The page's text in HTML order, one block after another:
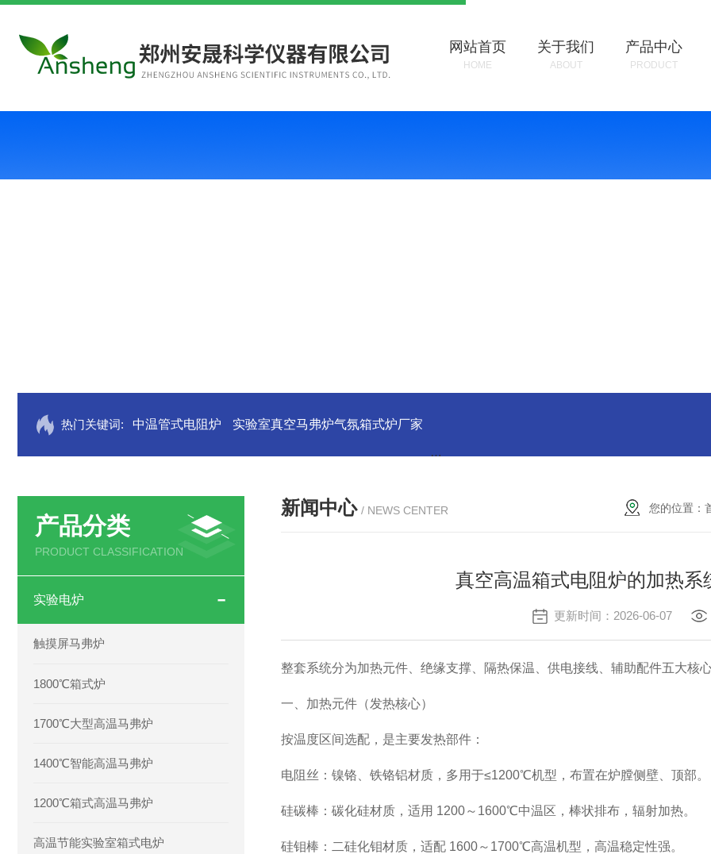
网站首页
HOME
关于我们
ABOUT
产品中心
PRODUCT
热门关键词: 中温管式电阻炉 实验室真空马弗炉气氛箱式炉厂家
产品分类
PRODUCT CLASSIFICATION
实验电炉
触摸屏马弗炉
1800℃箱式炉
1700℃大型高温马弗炉
1400℃智能高温马弗炉
1200℃箱式高温马弗炉
高温节能实验室箱式电炉
新闻中心 / NEWS CENTER 您的位置：
真空高温箱式电阻炉的加热系
更新时间：2026-06-07
整套系统分为加热元件、绝缘支撑、隔热保温、供电接线、辅助配件五大核
一、加热元件（发热核心）
按温度区间选配，是主要发热部件：
电阻丝：镍铬、铁铬铝材质，多用于≤1200℃机型，布置在炉膛侧壁、顶部。
硅碳棒：碳化硅材质，适用 1200～1600℃中温区，棒状排布，辐射加热。
硅钼棒：二硅化钼材质，适配 1600～1700℃高温机型，高温稳定性强。